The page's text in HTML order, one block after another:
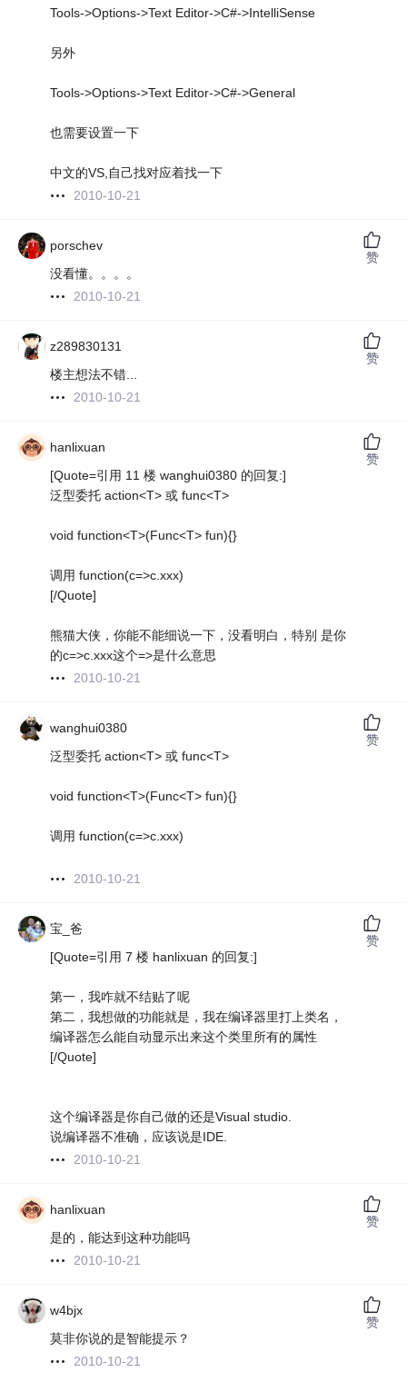
Tools->Options->Text Editor->C#->IntelliSense
另外
Tools->Options->Text Editor->C#->General
也需要设置一下
中文的VS,自己找对应着找一下
2010-10-21
porschev
没看懂。。。。
2010-10-21
赞
z289830131
楼主想法不错...
2010-10-21
赞
hanlixuan
[Quote=引用 11 楼 wanghui0380 的回复:]
泛型委托 action<T> 或 func<T>
void function<T>(Func<T> fun){}
调用 function(c=>c.xxx)
[/Quote]
熊猫大侠，你能不能细说一下，没看明白，特别 是你
的c=>c.xxx这个=>是什么意思
2010-10-21
赞
wanghui0380
泛型委托 action<T> 或 func<T>
void function<T>(Func<T> fun){}
调用 function(c=>c.xxx)
2010-10-21
赞
宝_爸
[Quote=引用 7 楼 hanlixuan 的回复:]
第一，我咋就不结贴了呢
第二，我想做的功能就是，我在编译器里打上类名，
编译器怎么能自动显示出来这个类里所有的属性
[/Quote]
这个编译器是你自己做的还是Visual studio.
说编译器不准确，应该说是IDE.
2010-10-21
赞
hanlixuan
是的，能达到这种功能吗
2010-10-21
赞
w4bjx
莫非你说的是智能提示？
2010-10-21
赞